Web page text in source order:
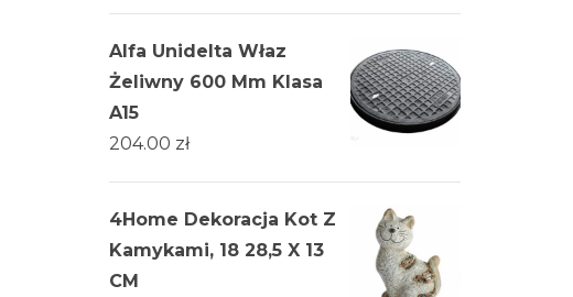
Alfa Unidelta Właz
Żeliwny 600 Mm Klasa
A15
204.00 zł
4Home Dekoracja Kot Z
Kamykami, 18 28,5 X 13
CM